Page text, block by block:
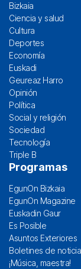
Bizkaia
Ciencia y salud
Cultura
Deportes
Economía
Euskadi
Geureaz Harro
Opinión
Política
Social y religión
Sociedad
Tecnología
Triple B
Programas
EgunOn Bizkaia
EgunOn Magazine
Euskadin Gaur
Es Posible
Asuntos Exteriores
Boletines de
¡Música, maestra!